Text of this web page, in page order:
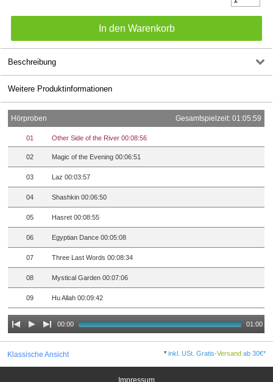
Beschreibung
Weitere Produktinformationen
Hörproben Gesamtspielzeit: 01:05:59
01 Other Side of the River 00:08:56
02 Magic of the Evening 00:06:51
03 Laz 00:03:57
04 Shashkin 00:06:50
05 Hasret 00:08:55
06 Egyptian Dance 00:05:08
07 Three Last Words 00:08:34
08 Mystical Garden 00:07:06
09 Hu Allah 00:09:42
00:00 01:00
Klassische Ansicht *inkl. USt. Gratis-Versand ab 30€*
Impressum